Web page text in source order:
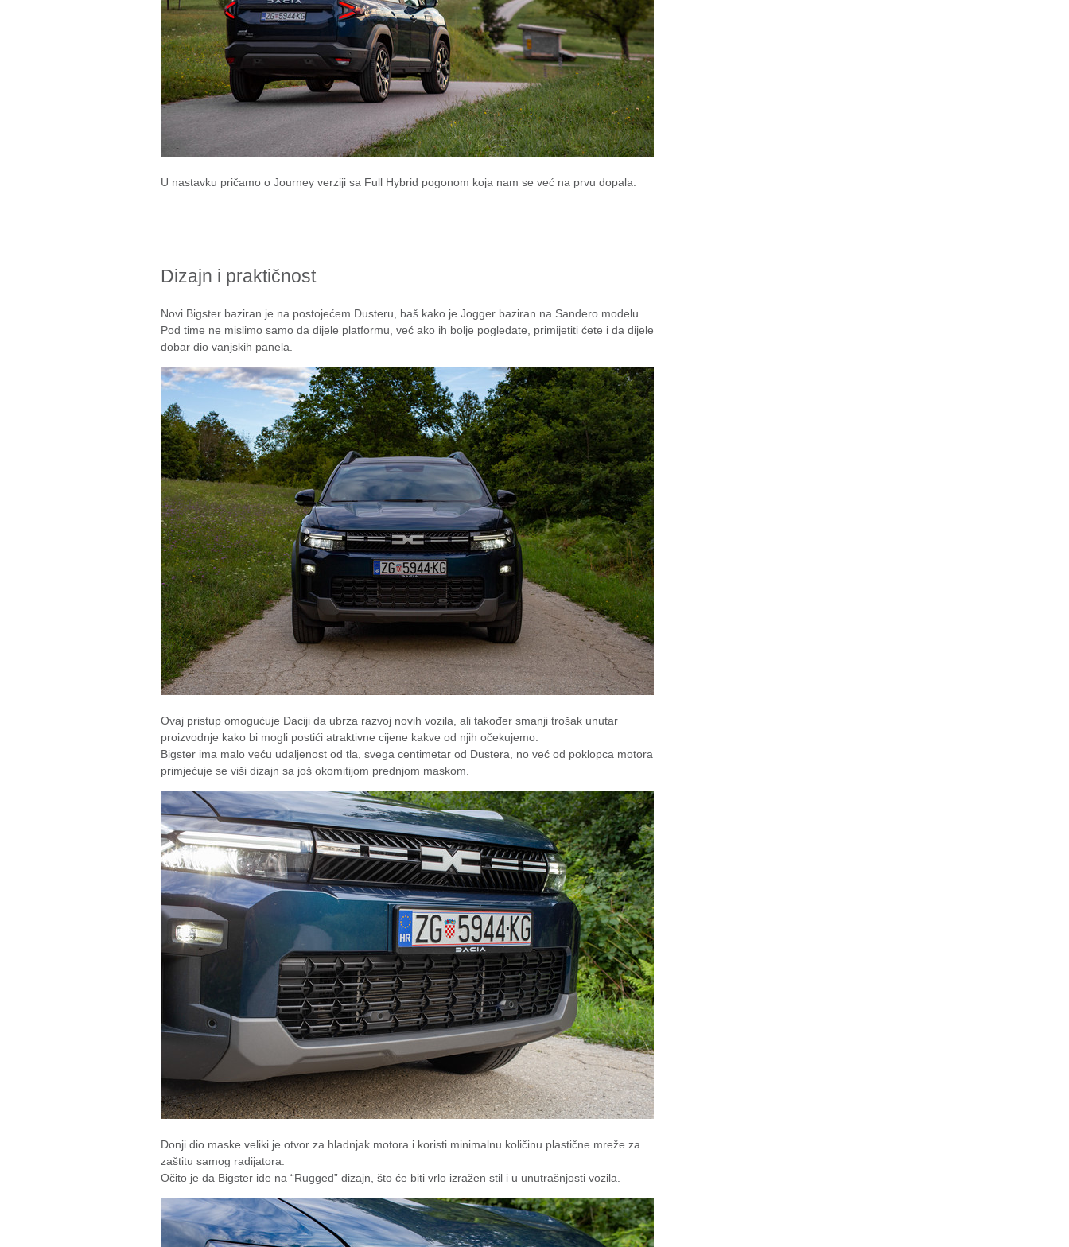
U nastavku pričamo o Journey verziji sa Full Hybrid pogonom koja nam se već na prvu dopala.
Dizajn i praktičnost
Novi Bigster baziran je na postojećem Dusteru, baš kako je Jogger baziran na Sandero modelu.
Pod time ne mislimo samo da dijele platformu, već ako ih bolje pogledate, primijetiti ćete i da dijele
dobar dio vanjskih panela.
Ovaj pristup omogućuje Daciji da ubrza razvoj novih vozila, ali također smanji trošak unutar
proizvodnje kako bi mogli postići atraktivne cijene kakve od njih očekujemo.
Bigster ima malo veću udaljenost od tla, svega centimetar od Dustera, no već od poklopca motora
primjećuje se viši dizajn sa još okomitijom prednjom maskom.
Donji dio maske veliki je otvor za hladnjak motora i koristi minimalnu količinu plastične mreže za
zaštitu samog radijatora.
Očito je da Bigster ide na “Rugged” dizajn, što će biti vrlo izražen stil i u unutrašnjosti vozila.